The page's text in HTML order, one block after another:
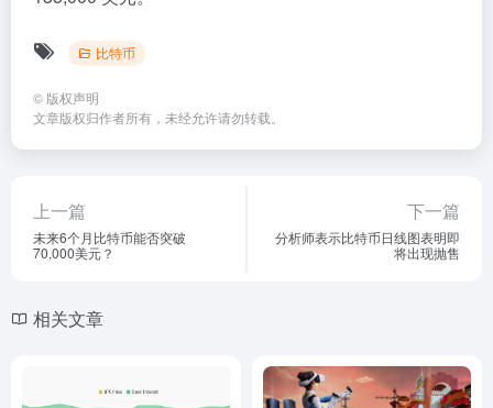
比特币
© 版权声明
文章版权归作者所有，未经允许请勿转载。
上一篇
未来6个月比特币能否突破
70,000美元？
下一篇
分析师表示比特币日线图表明即
将出现抛售
相关文章